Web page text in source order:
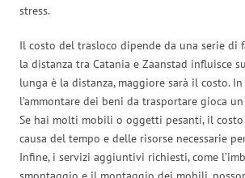
stress.
Il costo del trasloco dipende da una serie di
la distanza tra Catania e Zaanstad influisce
lunga è la distanza, maggiore sarà il costo.
l’ammontare dei beni da trasportare gioca
Se hai molti mobili o oggetti pesanti, il costo
causa del tempo e delle risorse necessarie
Infine, i servizi aggiuntivi richiesti, come